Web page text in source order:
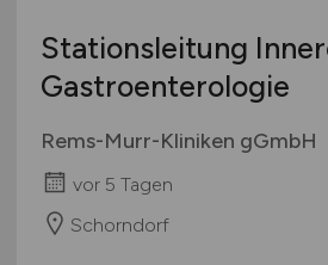
Stationsleitung
Gastroenterologie
Rems-Murr-Kliniken gGmbH
vor 5 Tagen
Schorndorf